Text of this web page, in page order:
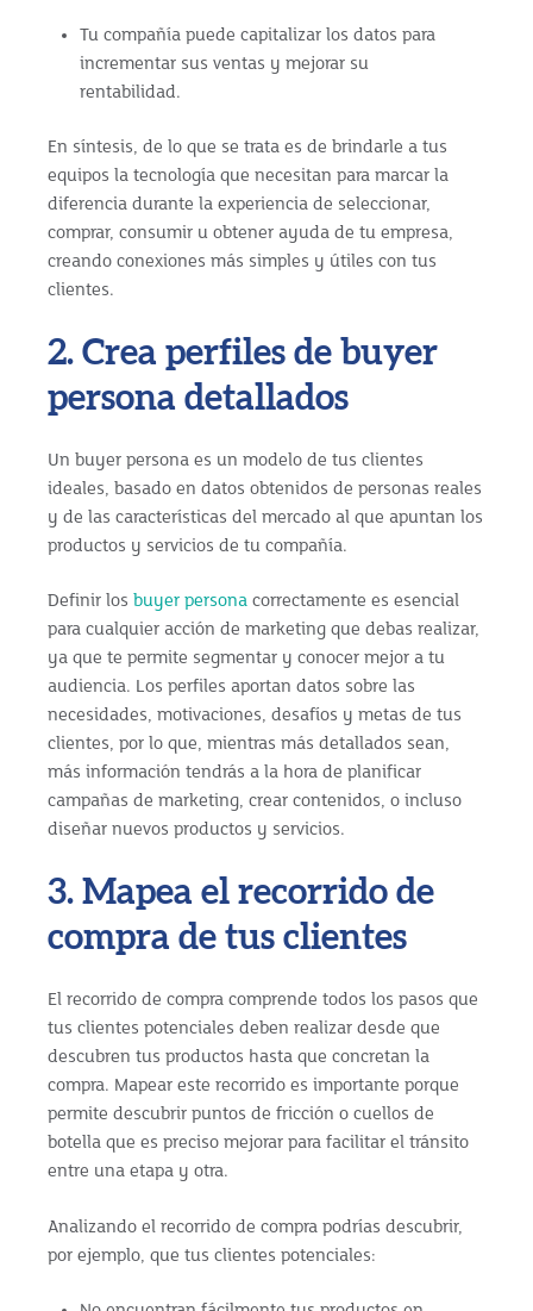
Tu compañía puede capitalizar los datos para
incrementar sus ventas y mejorar su
rentabilidad.
En síntesis, de lo que se trata es de brindarle a tus
equipos la tecnología que necesitan para marcar la
diferencia durante la experiencia de seleccionar,
comprar, consumir u obtener ayuda de tu empresa,
creando conexiones más simples y útiles con tus
clientes.
2. Crea perfiles de buyer
persona detallados
Un buyer persona es un modelo de tus clientes
ideales, basado en datos obtenidos de personas reales
y de las características del mercado al que apuntan los
productos y servicios de tu compañía.
Definir los buyer persona correctamente es esencial
para cualquier acción de marketing que debas realizar,
ya que te permite segmentar y conocer mejor a tu
audiencia. Los perfiles aportan datos sobre las
necesidades, motivaciones, desafíos y metas de tus
clientes, por lo que, mientras más detallados sean,
más información tendrás a la hora de planificar
campañas de marketing, crear contenidos, o incluso
diseñar nuevos productos y servicios.
3. Mapea el recorrido de
compra de tus clientes
El recorrido de compra comprende todos los pasos que
tus clientes potenciales deben realizar desde que
descubren tus productos hasta que concretan la
compra. Mapear este recorrido es importante porque
permite descubrir puntos de fricción o cuellos de
botella que es preciso mejorar para facilitar el tránsito
entre una etapa y otra.
Analizando el recorrido de compra podrías descubrir,
por ejemplo, que tus clientes potenciales: